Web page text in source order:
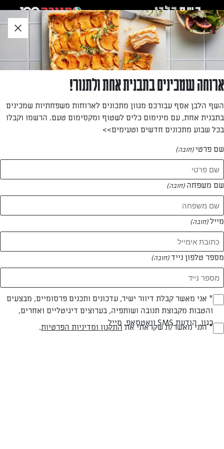
לאזור
תוכן
תחתון
איריס מדהלה
—
המתכונים של איריס מדהלה
0 מתכונים
המאמרים של איריס מדהלה
0 מאמרים
ארוחה שמכינים בתבנית אחת ולתנור!
השף הלבן אסף עבורכם מגוון מתכונים לארוחות משפחתיות שמכינים
בתבנית אחת, עם מינימום כלים לשטוף ומקסימום טעם. הרשמו וקבלו
בכל שבוע מתכונים חדשים וטעימים>>
שם פרטי(חובה)
שם משפחה (חובה)
מייל(חובה)
מספר טלפון נייד(חובה)
(חובה)* אני מאשר קבלת דיוור ישיר, עדכונים ותכנים פרסומיים, מבצעים
והטבות מקבוצת תנובה ושותפיה, בערוצים דיגיטליים ואחרים,
כגון, הודעת SMS וואטסאפ, מייל(חובה)* הנני מאשר/ת שקראתי את התקנון ומדיניות הפרטיות.